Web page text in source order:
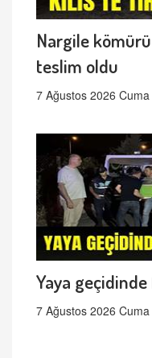
Nargile
teslim oldu
7 Ağustos 2026 Cuma
Yaya
7 Ağustos 2026 Cuma